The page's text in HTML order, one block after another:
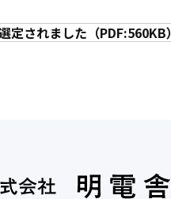
されました（PDF:560KB）